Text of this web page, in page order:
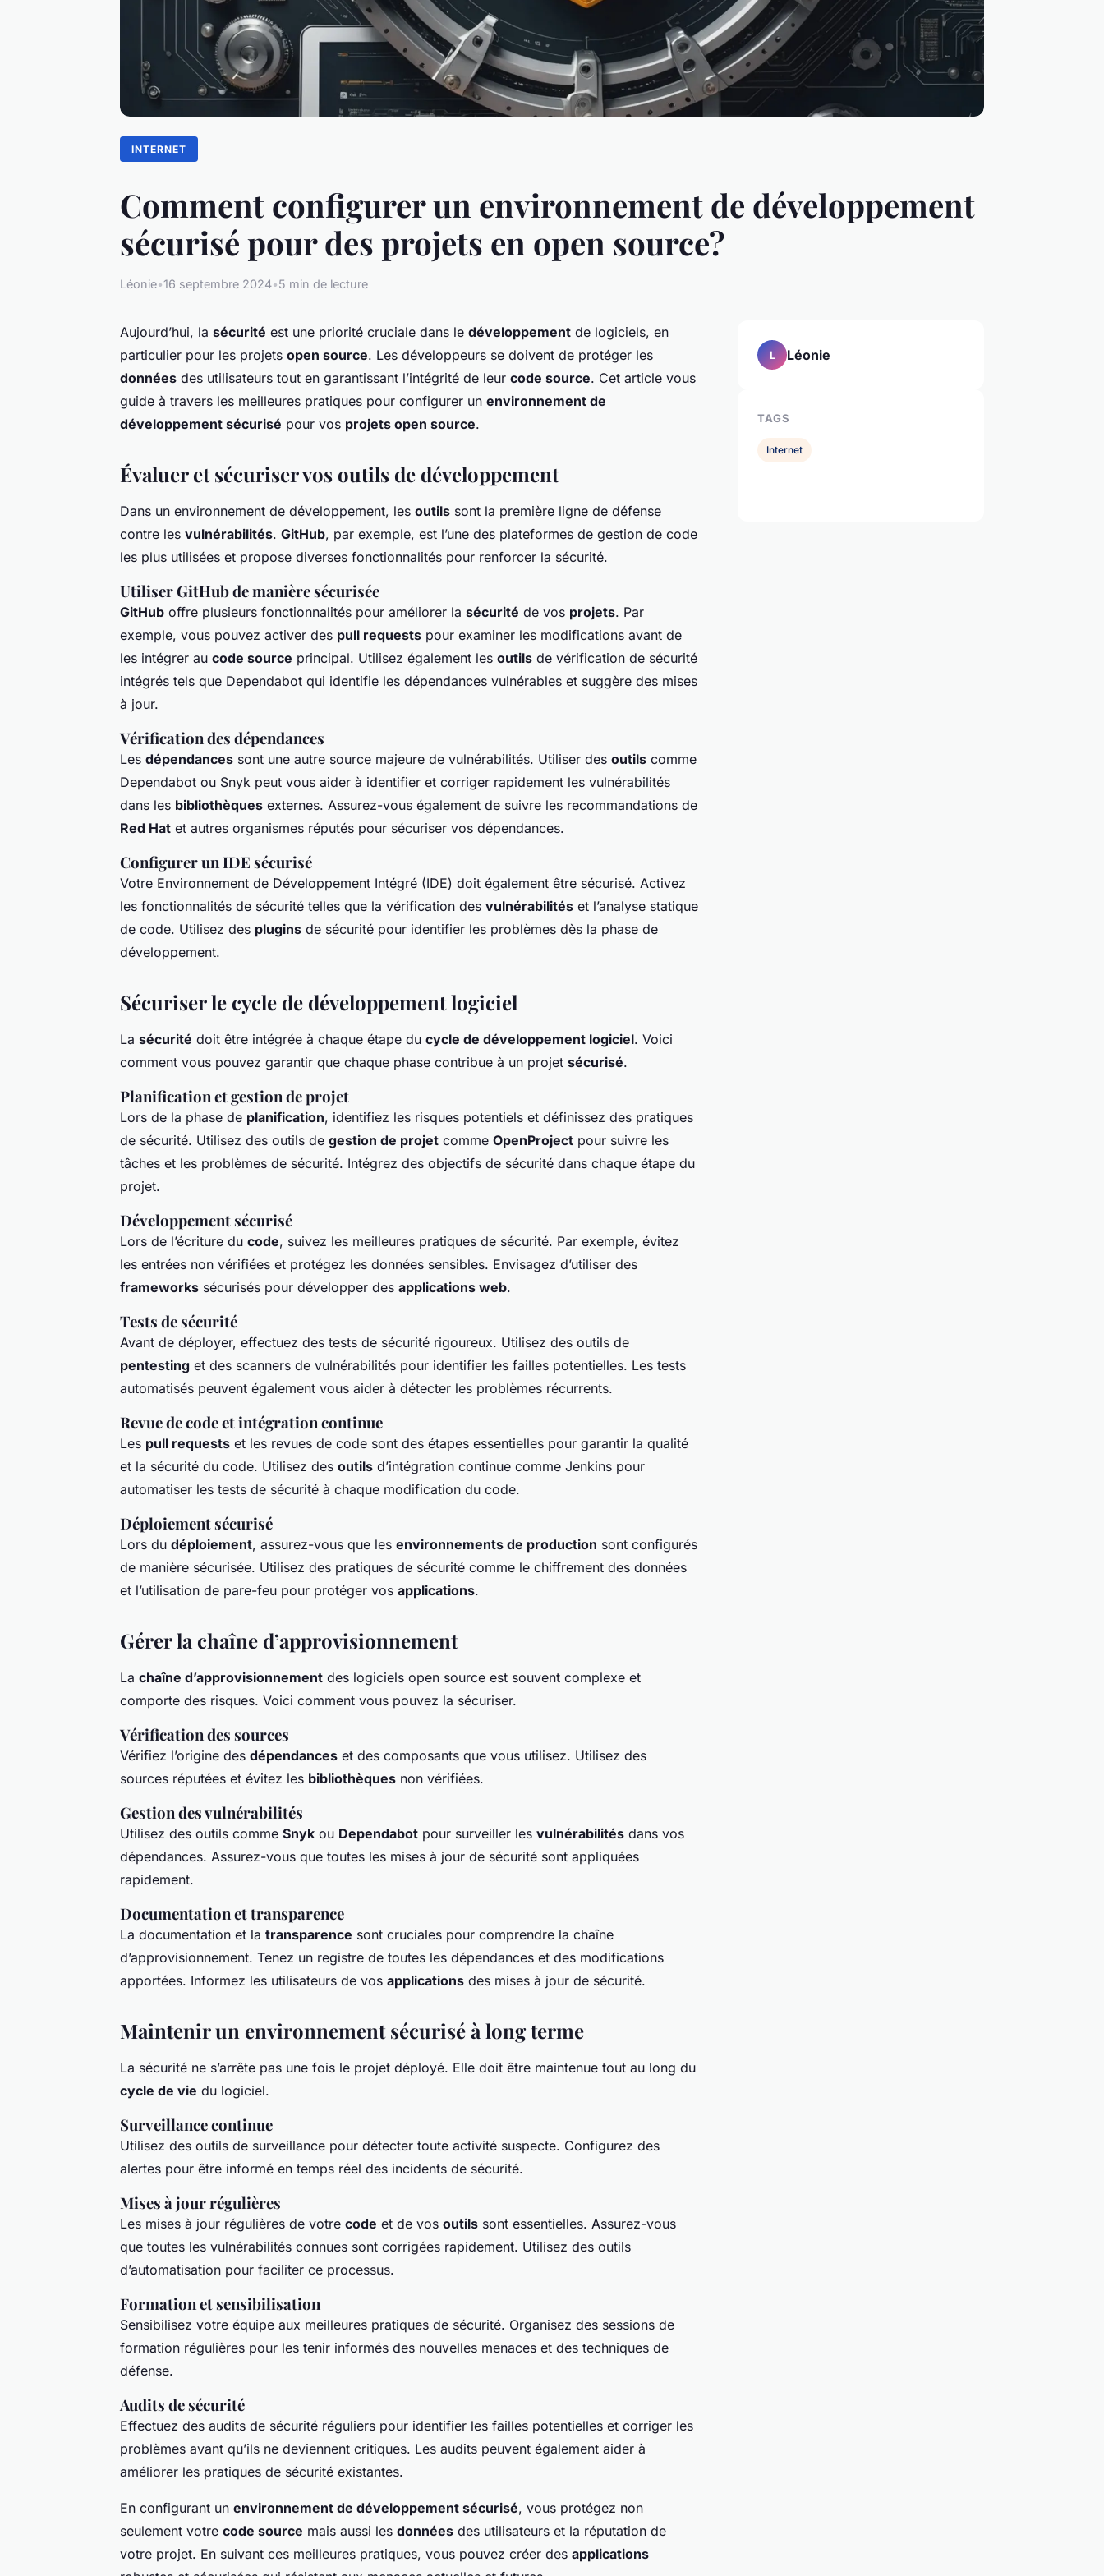
INTERNET
Comment configurer un environnement de développement
sécurisé pour des projets en open source?
Léonie•16 septembre 2024•5 min de lecture
Aujourd’hui, la sécurité est une priorité cruciale dans le développement de logiciels, en
particulier pour les projets open source. Les développeurs se doivent de protéger les
données des utilisateurs tout en garantissant l’intégrité de leur code source. Cet article vous
guide à travers les meilleures pratiques pour configurer un environnement de
développement sécurisé pour vos projets open source.
Évaluer et sécuriser vos outils de développement
Dans un environnement de développement, les outils sont la première ligne de défense
contre les vulnérabilités. GitHub, par exemple, est l’une des plateformes de gestion de code
les plus utilisées et propose diverses fonctionnalités pour renforcer la sécurité.
Utiliser GitHub de manière sécurisée
GitHub offre plusieurs fonctionnalités pour améliorer la sécurité de vos projets. Par
exemple, vous pouvez activer des pull requests pour examiner les modifications avant de
les intégrer au code source principal. Utilisez également les outils de vérification de sécurité
intégrés tels que Dependabot qui identifie les dépendances vulnérables et suggère des mises
à jour.
Vérification des dépendances
Les dépendances sont une autre source majeure de vulnérabilités. Utiliser des outils comme
Dependabot ou Snyk peut vous aider à identifier et corriger rapidement les vulnérabilités
dans les bibliothèques externes. Assurez-vous également de suivre les recommandations de
Red Hat et autres organismes réputés pour sécuriser vos dépendances.
Configurer un IDE sécurisé
Votre Environnement de Développement Intégré (IDE) doit également être sécurisé. Activez
les fonctionnalités de sécurité telles que la vérification des vulnérabilités et l’analyse statique
de code. Utilisez des plugins de sécurité pour identifier les problèmes dès la phase de
développement.
Sécuriser le cycle de développement logiciel
La sécurité doit être intégrée à chaque étape du cycle de développement logiciel. Voici
comment vous pouvez garantir que chaque phase contribue à un projet sécurisé.
Planification et gestion de projet
Lors de la phase de planification, identifiez les risques potentiels et définissez des pratiques
de sécurité. Utilisez des outils de gestion de projet comme OpenProject pour suivre les
tâches et les problèmes de sécurité. Intégrez des objectifs de sécurité dans chaque étape du
projet.
Développement sécurisé
Lors de l’écriture du code, suivez les meilleures pratiques de sécurité. Par exemple, évitez
les entrées non vérifiées et protégez les données sensibles. Envisagez d’utiliser des
frameworks sécurisés pour développer des applications web.
Tests de sécurité
Avant de déployer, effectuez des tests de sécurité rigoureux. Utilisez des outils de
pentesting et des scanners de vulnérabilités pour identifier les failles potentielles. Les tests
automatisés peuvent également vous aider à détecter les problèmes récurrents.
Revue de code et intégration continue
Les pull requests et les revues de code sont des étapes essentielles pour garantir la qualité
et la sécurité du code. Utilisez des outils d’intégration continue comme Jenkins pour
automatiser les tests de sécurité à chaque modification du code.
Déploiement sécurisé
Lors du déploiement, assurez-vous que les environnements de production sont configurés
de manière sécurisée. Utilisez des pratiques de sécurité comme le chiffrement des données
et l’utilisation de pare-feu pour protéger vos applications.
Gérer la chaîne d’approvisionnement
La chaîne d’approvisionnement des logiciels open source est souvent complexe et
comporte des risques. Voici comment vous pouvez la sécuriser.
Vérification des sources
Vérifiez l’origine des dépendances et des composants que vous utilisez. Utilisez des
sources réputées et évitez les bibliothèques non vérifiées.
Gestion des vulnérabilités
Utilisez des outils comme Snyk ou Dependabot pour surveiller les vulnérabilités dans vos
dépendances. Assurez-vous que toutes les mises à jour de sécurité sont appliquées
rapidement.
Documentation et transparence
La documentation et la transparence sont cruciales pour comprendre la chaîne
d’approvisionnement. Tenez un registre de toutes les dépendances et des modifications
apportées. Informez les utilisateurs de vos applications des mises à jour de sécurité.
Maintenir un environnement sécurisé à long terme
La sécurité ne s’arrête pas une fois le projet déployé. Elle doit être maintenue tout au long du
cycle de vie du logiciel.
Surveillance continue
Utilisez des outils de surveillance pour détecter toute activité suspecte. Configurez des
alertes pour être informé en temps réel des incidents de sécurité.
Mises à jour régulières
Les mises à jour régulières de votre code et de vos outils sont essentielles. Assurez-vous
que toutes les vulnérabilités connues sont corrigées rapidement. Utilisez des outils
d’automatisation pour faciliter ce processus.
Formation et sensibilisation
Sensibilisez votre équipe aux meilleures pratiques de sécurité. Organisez des sessions de
formation régulières pour les tenir informés des nouvelles menaces et des techniques de
défense.
Audits de sécurité
Effectuez des audits de sécurité réguliers pour identifier les failles potentielles et corriger les
problèmes avant qu’ils ne deviennent critiques. Les audits peuvent également aider à
améliorer les pratiques de sécurité existantes.
En configurant un environnement de développement sécurisé, vous protégez non
seulement votre code source mais aussi les données des utilisateurs et la réputation de
votre projet. En suivant ces meilleures pratiques, vous pouvez créer des applications
L Léonie
TAGS
Internet